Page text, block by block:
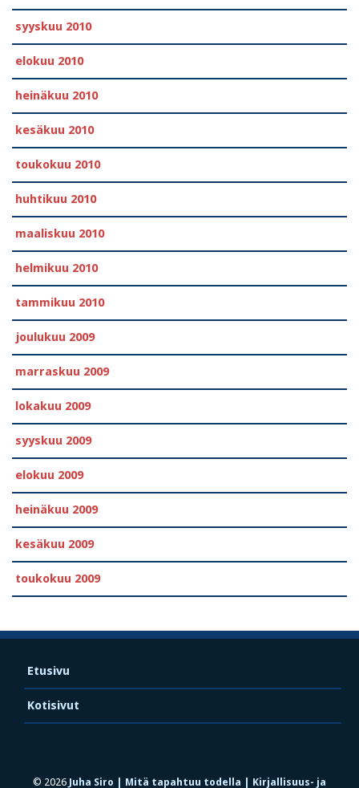
syyskuu 2010
elokuu 2010
heinäkuu 2010
kesäkuu 2010
toukokuu 2010
huhtikuu 2010
maaliskuu 2010
helmikuu 2010
tammikuu 2010
joulukuu 2009
marraskuu 2009
lokakuu 2009
syyskuu 2009
elokuu 2009
heinäkuu 2009
kesäkuu 2009
toukokuu 2009
Etusivu
Kotisivut
© 2026 Juha Siro | Mitä tapahtuu todella | Kirjallisuus- ja